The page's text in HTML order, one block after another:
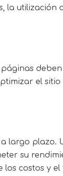
la utilización
el
largo plazo.
su
costos y